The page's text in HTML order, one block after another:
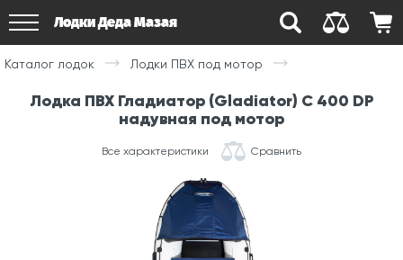
Лодки Деда Мазая
Каталог лодок Лодки ПВХ под мотор
Лодка ПВХ Гладиатор (Gladiator) С 400 DP
надувная под мотор
Все характеристики Сравнить